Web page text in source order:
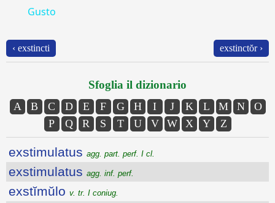
Gusto
‹ exstincti exstinctŏr ›
Sfoglia il dizionario
A B C D E F G H I J K L M N
O
P
Q R S T U V W X Y Z
exstimulatus agg. part. perf. I cl.
exstimulatus agg. inf. perf.
exstĭmŭlo v. tr. I coniug.